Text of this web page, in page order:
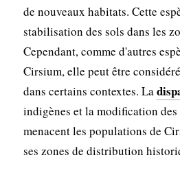
de nouveaux habitats. Cette
stabilisation des sols dans les
Cependant, comme d'autres
Cirsium, elle peut être
dans certains contextes. La
indigènes et la modification
menacent les populations de
ses zones de distribution